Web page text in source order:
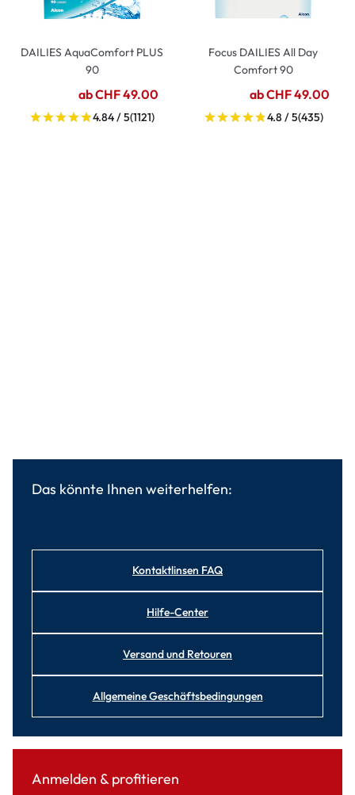
DAILIES AquaComfort PLUS
90
ab CHF 49.00
4.84 / 5(1121)
Focus DAILIES All Day
Comfort 90
ab CHF 49.00
4.8 / 5(435)
Das könnte Ihnen weiterhelfen:
Kontaktlinsen FAQ
Hilfe-Center
Versand und Retouren
Allgemeine Geschäftsbedingungen
Anmelden & profitieren